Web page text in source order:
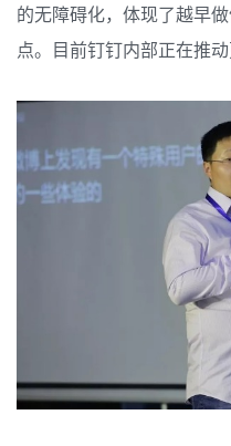
的无障碍化，体现了越早
点。目前钉钉内部正在推动